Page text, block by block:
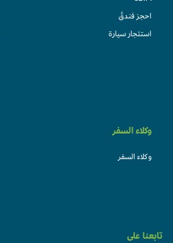
احجز فندقً
استئجار سيارة
وكلاء السفر
وكلاء السفر
تابعنا على